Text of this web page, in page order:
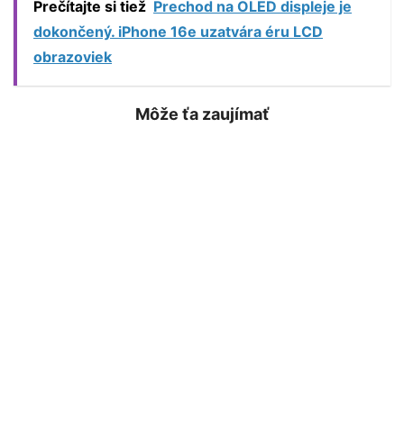
Prečítajte si tiež Prechod na OLED displeje je
dokončený. iPhone 16e uzatvára éru LCD
obrazoviek
Môže ťa zaujímať